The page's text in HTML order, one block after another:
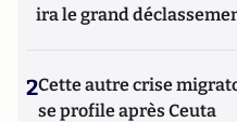
ira le grand
2Cette autre crise
se profile après Ceuta